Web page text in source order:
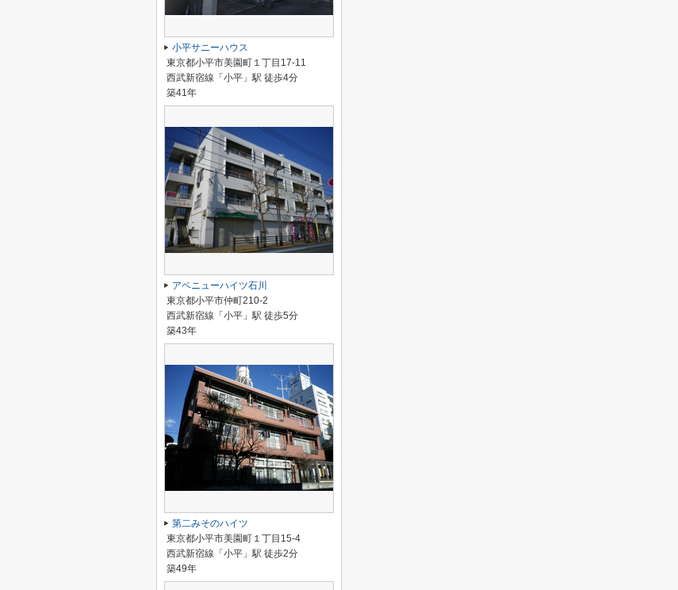
小平サニーハウス
東京都小平市美園町１丁目17-11
西武新宿線「小平」駅 徒歩4分
築41年
アベニューハイツ石川
東京都小平市仲町210-2
西武新宿線「小平」駅 徒歩5分
築43年
第二みそのハイツ
東京都小平市美園町１丁目15-4
西武新宿線「小平」駅 徒歩2分
築49年